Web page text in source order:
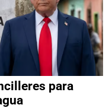
para